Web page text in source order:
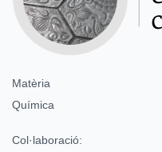
Matèria
Química
Col·laboració: